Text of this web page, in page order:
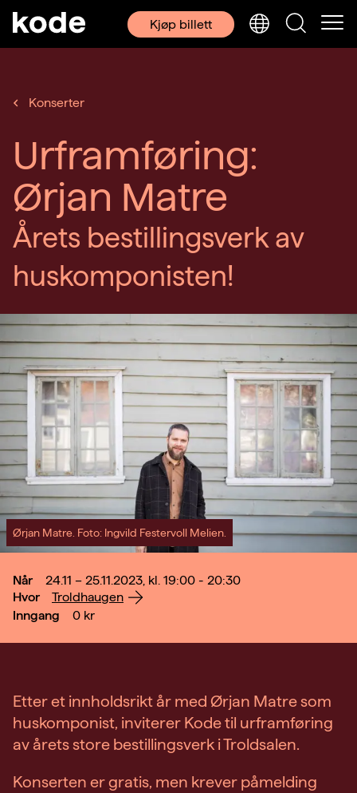
Kjøp billett
Konserter
Urframføring:
Ørjan Matre
Årets bestillingsverk av
huskomponisten!
Ørjan Matre. Foto: Ingvild Festervoll Melien.
Når
24.11 – 25.11.2023, kl. 19:00 - 20:30
Hvor
Troldhaugen
Inngang
0 kr
Etter et innholdsrikt år med Ørjan Matre som
huskomponist, inviterer Kode til urframføring
av årets store bestillingsverk i Troldsalen.
Konserten er gratis, men krever påmelding